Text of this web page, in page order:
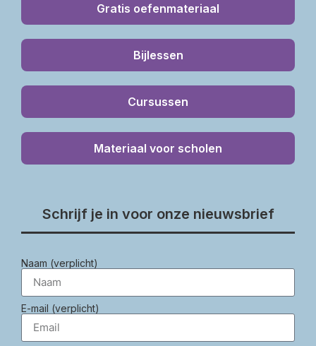
Gratis oefenmateriaal
Bijlessen
Cursussen
Materiaal voor scholen
Schrijf je in voor onze nieuwsbrief
Naam (verplicht)
E-mail (verplicht)